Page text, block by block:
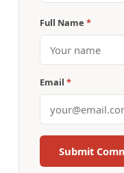
Full Name *
Email *
Submit